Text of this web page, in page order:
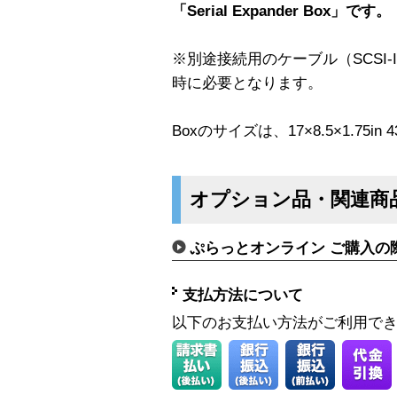
「Serial Expander Box」です。
※別途接続用のケーブル（
時に必要となります。
Boxのサイズは、17×8.5×1.75in
オプション品・関連商
ぷらっとオンライン ご購入の
支払方法について
以下のお支払い方法がご利用で